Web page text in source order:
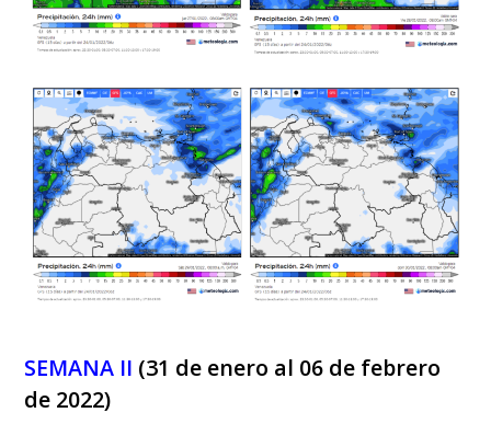
SEMANA II (31 de enero al 06 de febrero
de 2022)